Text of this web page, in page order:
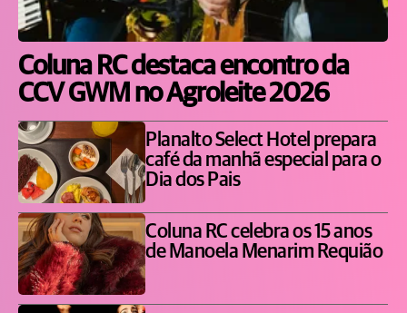
Coluna RC destaca encontro da
CCV GWM no Agroleite 2026
Planalto Select Hotel prepara
café da manhã especial para o
Dia dos Pais
Coluna RC celebra os 15 anos
de Manoela Menarim Requião